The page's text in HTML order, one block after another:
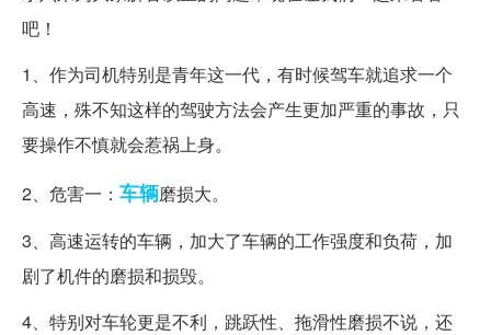
吧！
1、作为司机特别是青年这一代，有时候驾车就追求一个
高速，殊不知这样的驾驶方法会产生更加严重的事故，只
要操作不慎就会惹祸上身。
2、危害一： 车辆磨损大。
3、高速运转的车辆，加大了车辆的工作强度和负荷，加
剧了机件的磨损和损毁。
4、特别对车轮更是不利，跳跃性、拖滑性磨损不说，还